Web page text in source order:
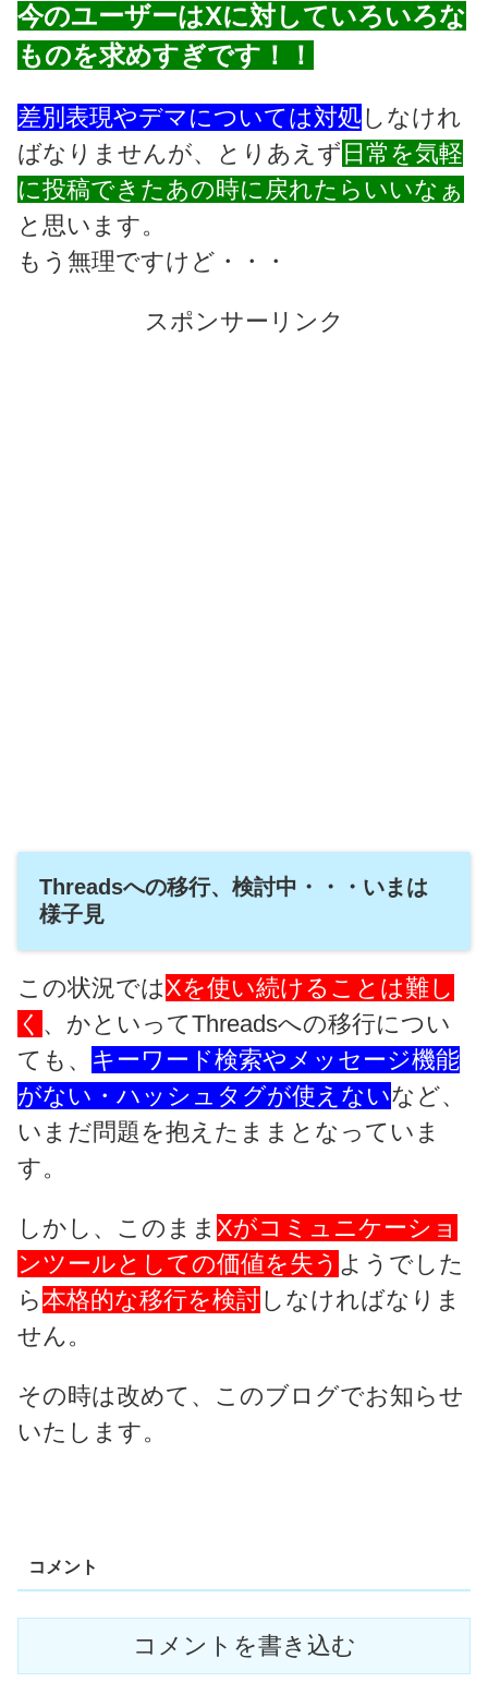
今のユーザーはXに対していろいろな
ものを求めすぎです！！
差別表現やデマについては対処しなけれ
ばなりませんが、とりあえず 日常を気軽
に投稿できたあの時に戻れたらいいなぁ
と思います。
もう無理ですけど・・・
スポンサーリンク
Threadsへの移行、検討中・・・いまは
様子見
この状況ではXを使い続けることは難し
く 、かといってThreadsへの移行につい
ても、 キーワード検索やメッセージ機能
がない・ハッシュタグが使えないなど、
いまだ問題を抱えたままとなっていま
す。
しかし、このまま Xがコミュニケーショ
ンツールとしての価値を失う ようでした
ら本格的な移行を検討しなければなりま
せん。
その時は改めて、このブログでお知らせ
いたします。
コメント
コメントを書き込む